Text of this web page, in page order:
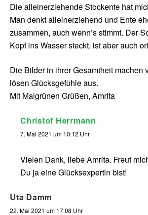
Die alleinerziehende Stockente hat
Man denkt alleinerziehend und Ente
zusammen, auch wenn’s stimmt. Der
Kopf ins Wasser steckt, ist aber auch
Die Bilder in ihrer Gesamtheit machen
lösen Glücksgefühle aus.
Mit Maigrünen Grüßen, Amrita
Christof Herrmann
7. Mai 2021 um 10:12 Uhr
Vielen Dank, liebe Amrita. Freut
Du ja eine Glücksexpertin bist!
Uta Damm
22. Mai 2021 um 17:08 Uhr